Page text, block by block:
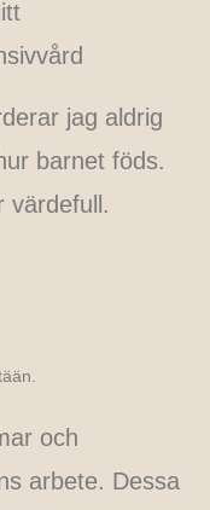
jag aldrig
barnet föds.
värdefull.
och
arbete. Dessa